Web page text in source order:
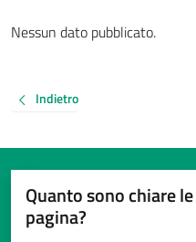
Nessun dato pubblicato.
Indietro
Quanto sono chiare
pagina?